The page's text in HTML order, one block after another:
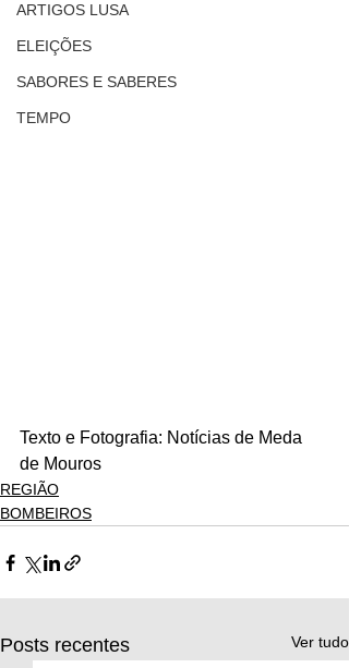
ARTIGOS LUSA
ELEIÇÕES
SABORES E SABERES
TEMPO
Texto e Fotografia: Notícias de Meda
de Mouros
REGIÃO
BOMBEIROS
Posts recentes Ver tudo